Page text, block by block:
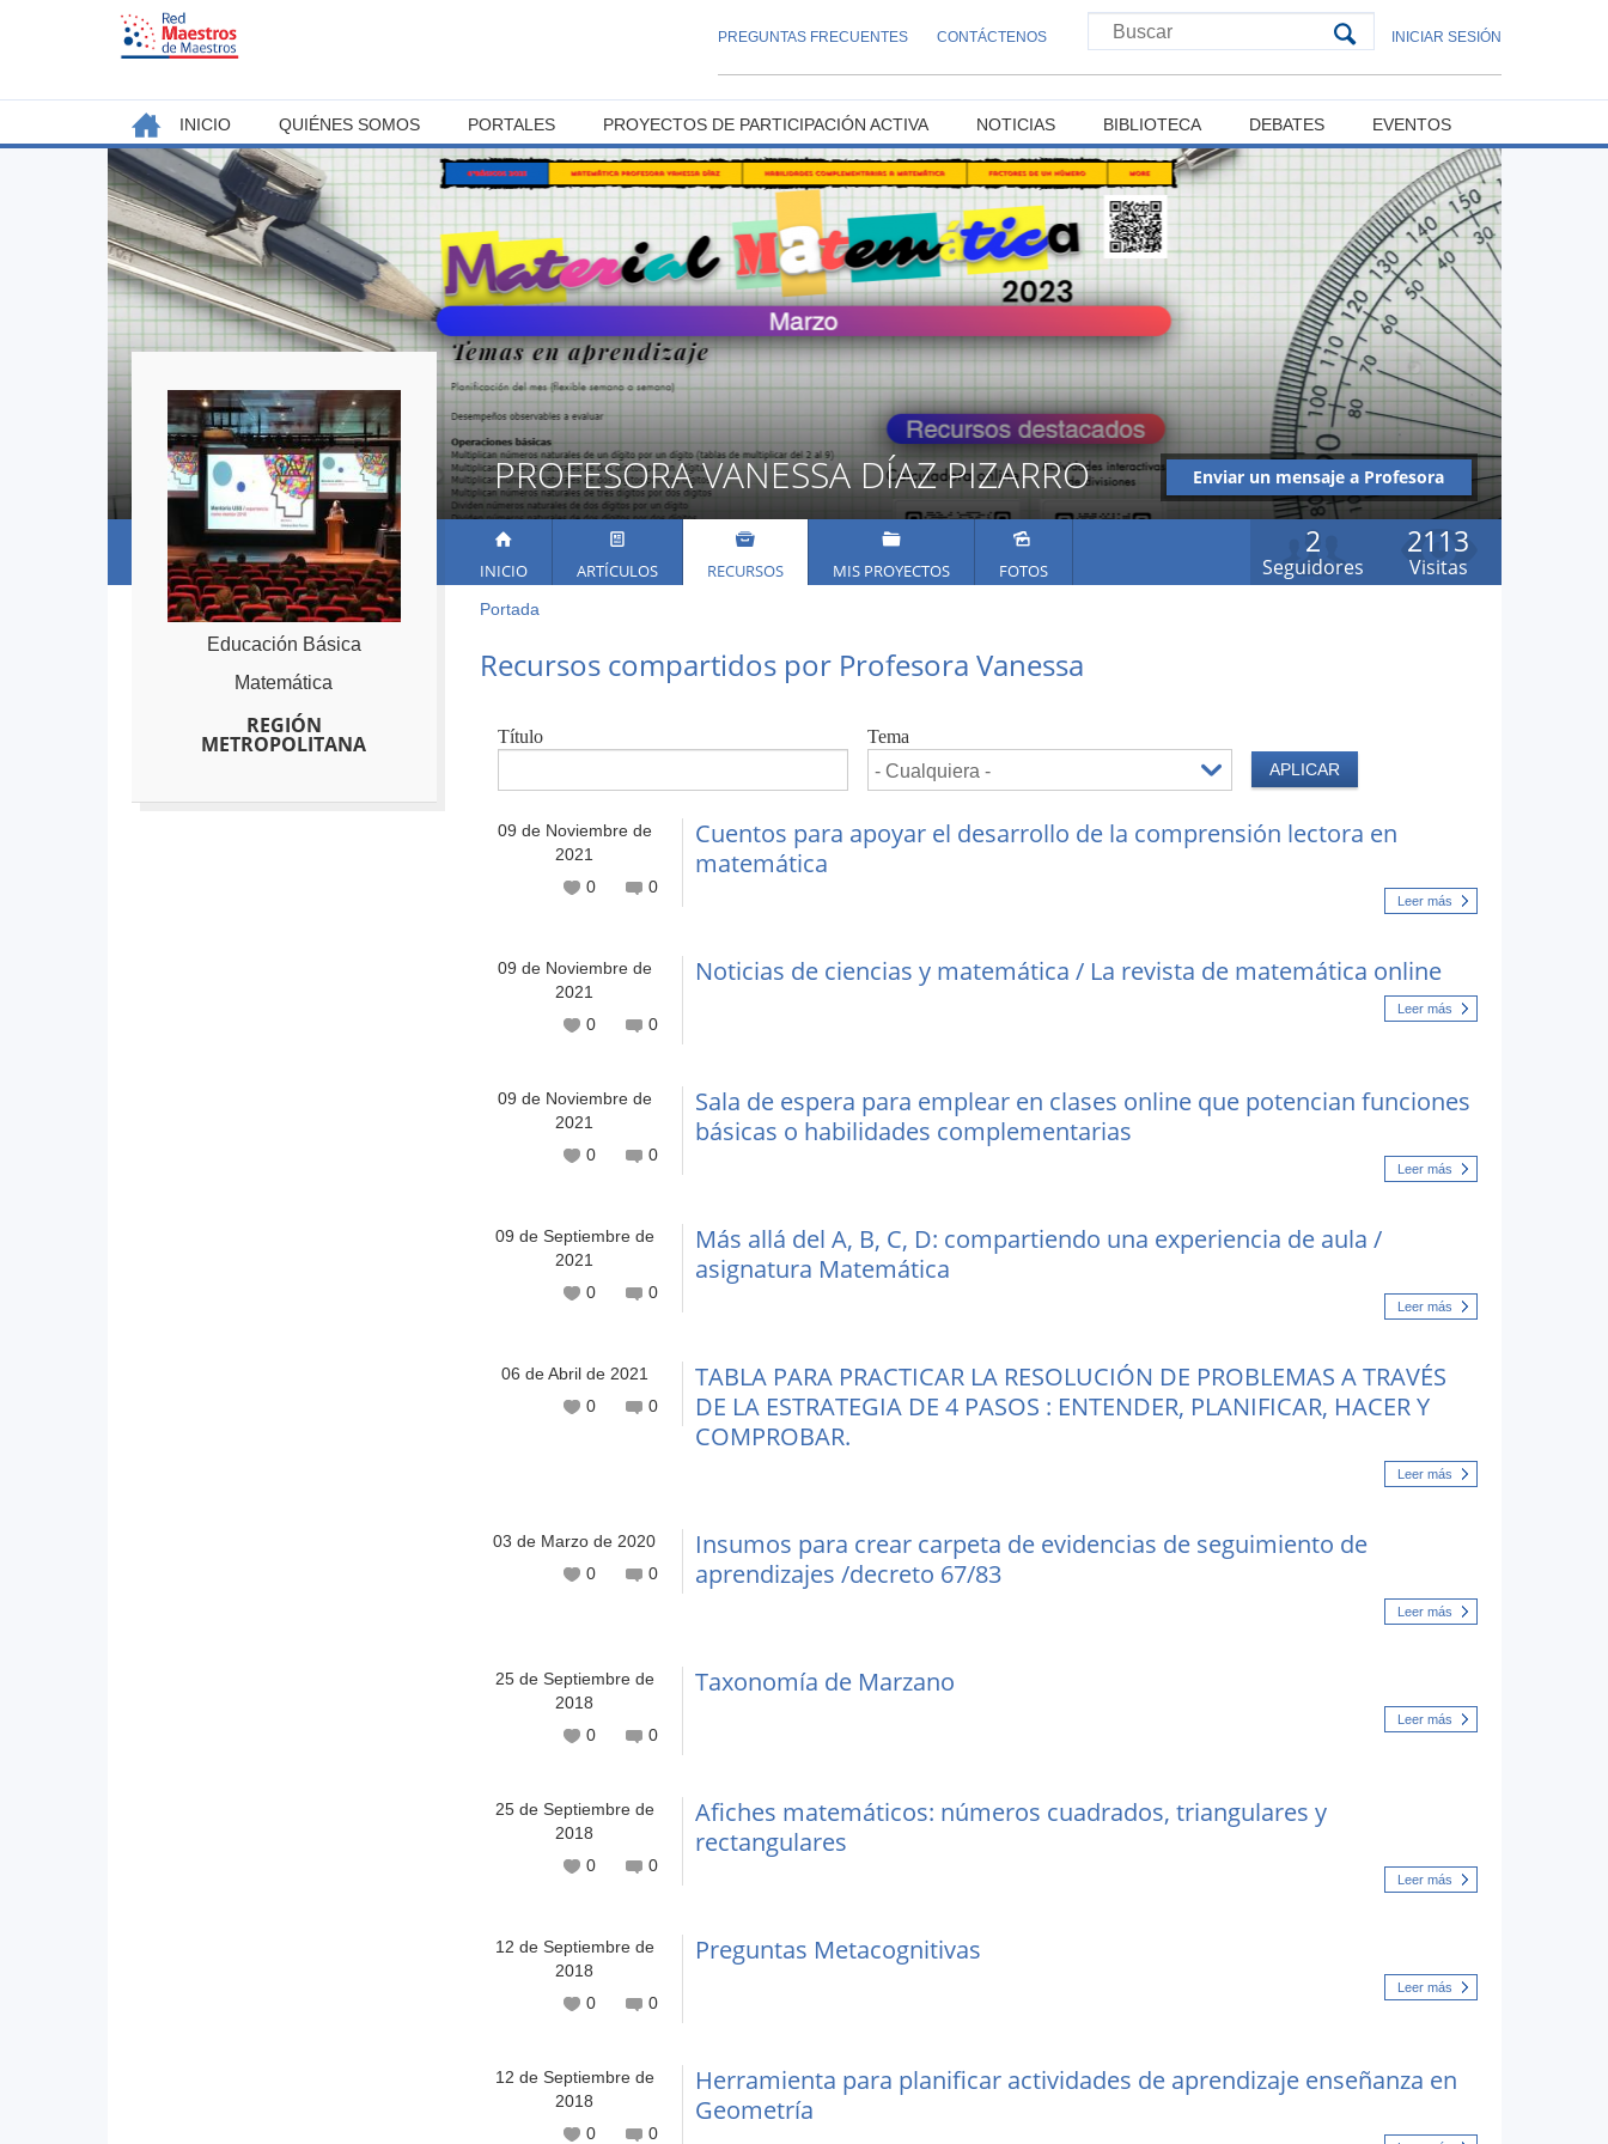
PREGUNTAS FRECUENTES CONTÁCTENOS INICIAR SESIÓN
PROFESORA VANESSA DÍAZ PIZARRO
Enviar un mensaje a Profesora
Vanessa Díaz Pizarro
2113
Visitas
2
Seguidores
INICIO ARTÍCULOS RECURSOS MIS PROYECTOS FOTOS
Usted
está
aquí
Portada
to
Recursos compartidos por Profesora Vanessa
Título Tema
09 de Noviembre de
2021
0
0
Cuentos para apoyar el desarrollo de la comprensión lectora en
matemática
Leer más
09 de Noviembre de
2021
0
0
Noticias de ciencias y matemática / La revista de matemática online
Leer más
09 de Noviembre de
2021
0
0
Sala de espera para emplear en clases online que potencian funciones
básicas o habilidades complementarias
Leer más
09 de Septiembre de
2021
0
0
Más allá del A, B, C, D: compartiendo una experiencia de aula /
asignatura Matemática
Leer más
06 de Abril de 2021
0
0
TABLA PARA PRACTICAR LA RESOLUCIÓN DE PROBLEMAS A TRAVÉS
DE LA ESTRATEGIA DE 4 PASOS : ENTENDER, PLANIFICAR, HACER Y
COMPROBAR.
Leer más
03 de Marzo de 2020
0
0
Insumos para crear carpeta de evidencias de seguimiento de
aprendizajes /decreto 67/83
Leer más
25 de Septiembre de
2018
0
0
Taxonomía de Marzano
Leer más
25 de Septiembre de
2018
0
0
Afiches matemáticos: números cuadrados, triangulares y
rectangulares
Leer más
12 de Septiembre de
2018
0
0
Preguntas Metacognitivas
Leer más
12 de Septiembre de
2018
0
0
Herramienta para planificar actividades de aprendizaje enseñanza en
Geometría
Educación Básica
Matemática
REGIÓN
METROPOLITANA
Back
top
MENÚ
PRINCIPAL
INICIO QUIÉNES SOMOS PORTALES PROYECTOS DE PARTICIPACIÓN ACTIVA NOTICIAS BIBLIOTECA DEBATES EVENTOS